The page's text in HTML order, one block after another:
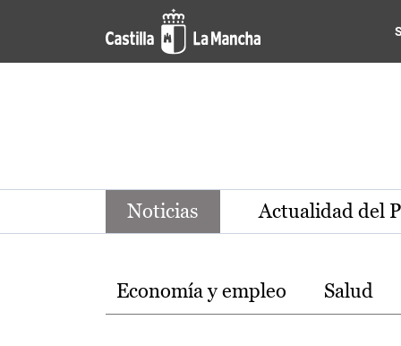
Pasar al contenido principal
Noticias de la región de
Noticias Actualidad del
Temas
Economía y empleo Salud